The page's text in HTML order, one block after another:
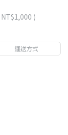
NT$1,000 )
運送方式